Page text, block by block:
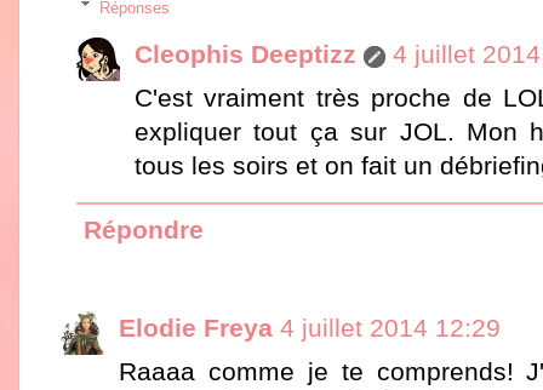
Réponses
Cleophis Deeptizz
4 juillet
C'est vraiment très proche de
expliquer tout ça sur JOL. Mon
tous les soirs et on fait un
Répondre
Elodie Freya 4 juillet 2014 12:29
Raaaa comme je te comprends!